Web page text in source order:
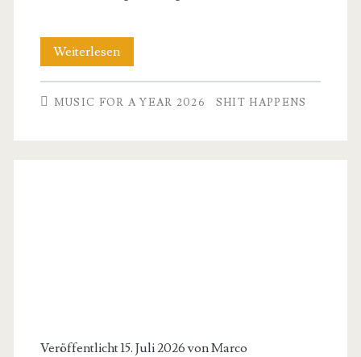
WeiterlesenTiga
&
Zyntherius
a
MUSIC FOR A YEAR 2026 SHIT HAPPENS
Veröffentlicht 15. Juli 2026 vonMarco